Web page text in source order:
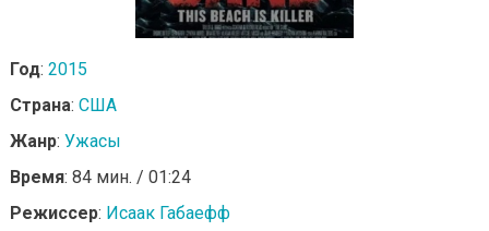
Год: 2015
Страна: США
Жанр: Ужасы
Время: 84 мин. / 01:24
Режиссер: Исаак Габаефф